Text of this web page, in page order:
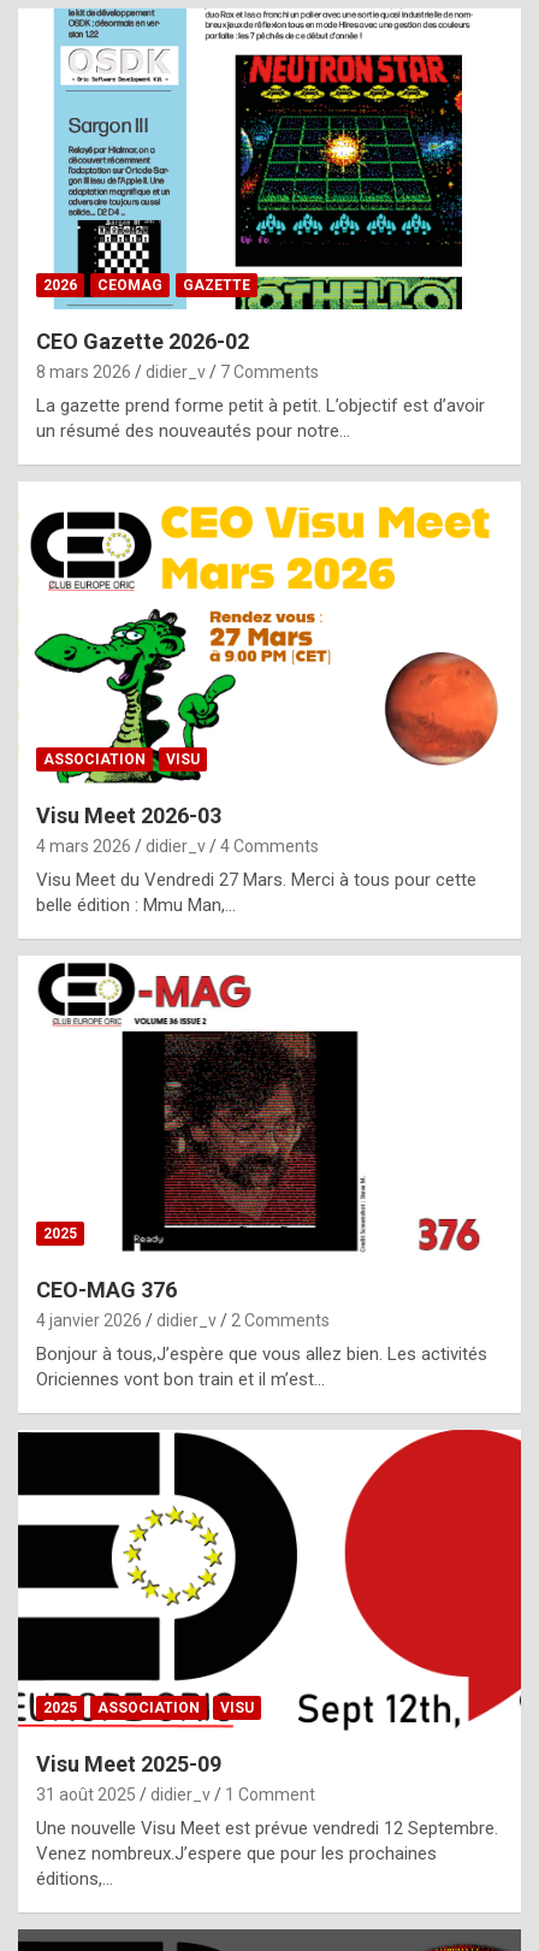
o
m
m
a
y
b
e
b
y
g
e
n
u
i
n
e
R
o
p
l
c
h
i
s
t
o
r
p
e
c
i
l
,
g
h
t
f
2026 CEOMAG GAZETTE
CEO Gazette 2026-02
8 mars 2026 didier_v 7 Comments
La gazette prend forme petit à petit. L’objectif est d’avoir
un résumé des nouveautés pour notre…
ASSOCIATION VISU
Visu Meet 2026-03
4 mars 2026 didier_v 4 Comments
Visu Meet du Vendredi 27 Mars. Merci à tous pour cette
belle édition : Mmu Man,…
2025
CEO-MAG 376
4 janvier 2026 didier_v 2 Comments
Bonjour à tous,J’espère que vous allez bien. Les activités
Oriciennes vont bon train et il m’est…
2025 ASSOCIATION VISU
Visu Meet 2025-09
31 août 2025 didier_v 1 Comment
Une nouvelle Visu Meet est prévue vendredi 12 Septembre.
Venez nombreux.J’espere que pour les prochaines
éditions,…